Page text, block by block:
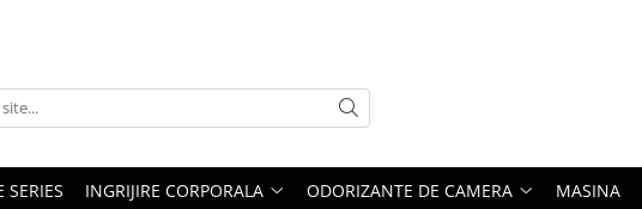
SERIES INGRIJIRE CORPORALA ODORIZANTE DE CAMERA MASINA